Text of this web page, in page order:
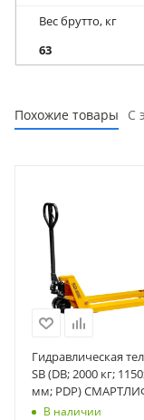
Вес брутто, кг
63
Похожие товары С
Гидравлическая
SB (DB; 2000 кг;
мм; PDP)
(SMARTLIFT)
В наличии